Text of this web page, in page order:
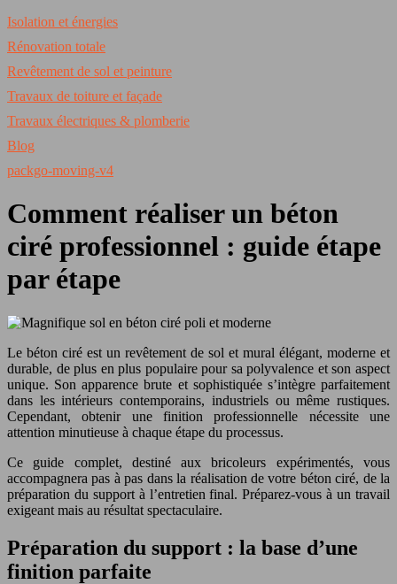
Isolation et énergies
Rénovation totale
Revêtement de sol et peinture
Travaux de toiture et façade
Travaux électriques & plomberie
Blog
packgo-moving-v4
Comment réaliser un béton
ciré professionnel : guide étape
par étape
Le béton ciré est un revêtement de sol et mural élégant, moderne et
durable, de plus en plus populaire pour sa polyvalence et son aspect
unique. Son apparence brute et sophistiquée s’intègre parfaitement
dans les intérieurs contemporains, industriels ou même rustiques.
Cependant, obtenir une finition professionnelle nécessite une
attention minutieuse à chaque étape du processus.
Ce guide complet, destiné aux bricoleurs expérimentés, vous
accompagnera pas à pas dans la réalisation de votre béton ciré, de la
préparation du support à l’entretien final. Préparez-vous à un travail
exigeant mais au résultat spectaculaire.
Préparation du support : la base d’une
finition parfaite